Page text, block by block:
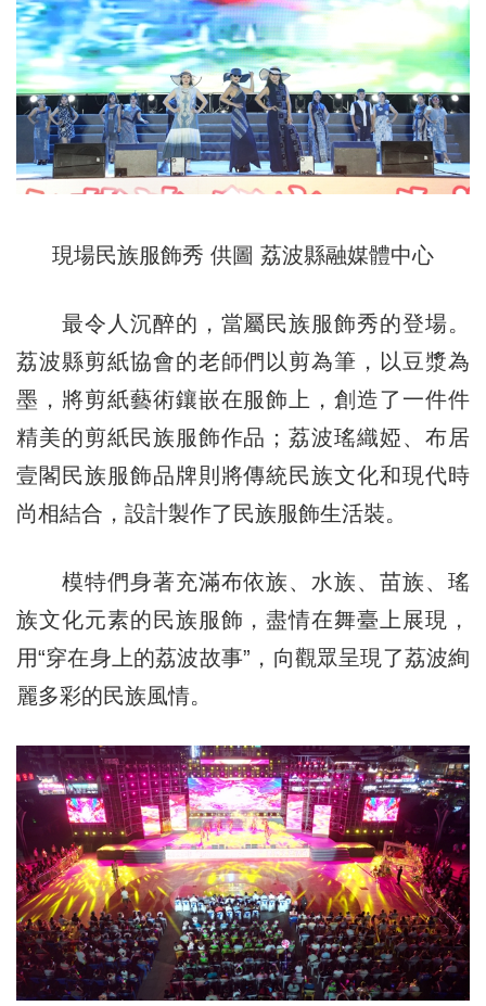
現場民族服飾秀 供圖 荔波縣融媒體中心
最令人沉醉的，當屬民族服飾秀的登場。
荔波縣剪紙協會的老師們以剪為筆，以豆漿為
墨，將剪紙藝術鑲嵌在服飾上，創造了一件件
精美的剪紙民族服飾作品；荔波瑤織婭、布居
壹閣民族服飾品牌則將傳統民族文化和現代時
尚相結合，設計製作了民族服飾生活裝。
模特們身著充滿布依族、水族、苗族、瑤
族文化元素的民族服飾，盡情在舞臺上展現，
用“穿在身上的荔波故事”，向觀眾呈現了荔波絢
麗多彩的民族風情。